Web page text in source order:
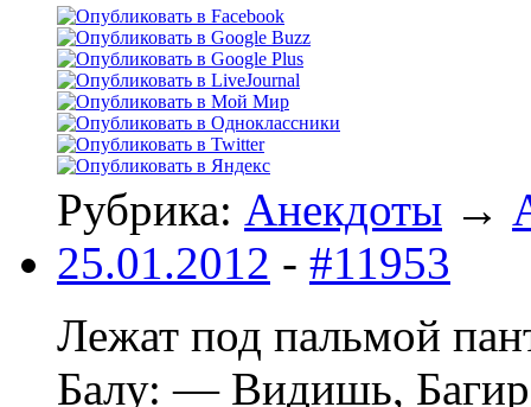
Рубрика: Анекдоты →
25.01.2012 - #11953
Лежат под пальмой
Балу: — Видишь,